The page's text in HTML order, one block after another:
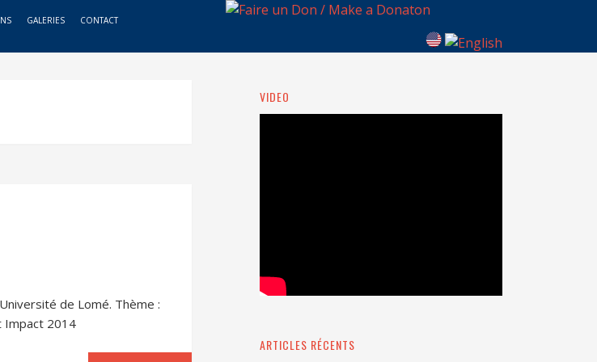
GALERIES CONTACT
de Lomé. Thème :
Impact 2014
VIDEO
ARTICLES RÉCENTS